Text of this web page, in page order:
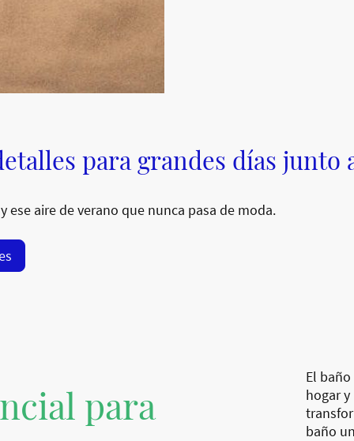
para grandes días junto
ese aire de verano que nunca pasa de moda.
para
El
hogar
baño